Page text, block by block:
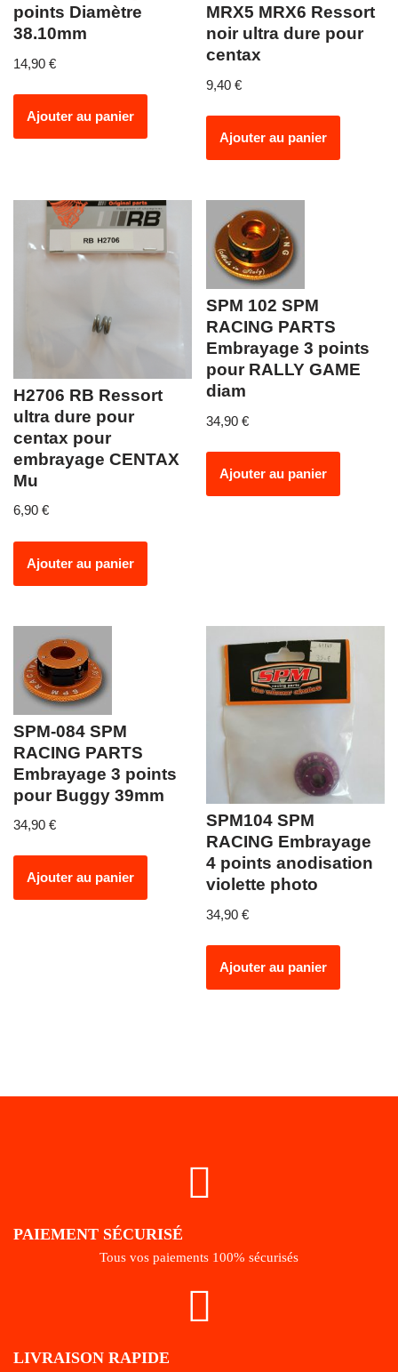
points Diamètre
38.10mm
14,90 €
Ajouter au panier
MRX5 MRX6 Ressort
noir ultra dure pour
centax
9,40€
Ajouter au panier
H2706 RB Ressort
ultra dure pour
centax pour
embrayage CENTAX
Mu
6,90 €
Ajouter au panier
SPM 102 SPM
RACING PARTS
Embrayage 3 points
pour RALLY GAME
diam
34,90€
Ajouter au panier
SPM-084 SPM
RACING PARTS
Embrayage 3 points
pour Buggy 39mm
34,90 €
Ajouter au panier
SPM104 SPM
RACING Embrayage
4 points anodisation
violette photo
34,90€
Ajouter au panier
PAIEMENT SÉCURISÉ
Tous vos paiements 100% sécurisés
LIVRAISON RAPIDE